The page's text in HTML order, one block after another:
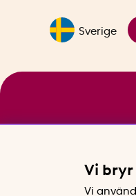
Sverige
Vi
Vi